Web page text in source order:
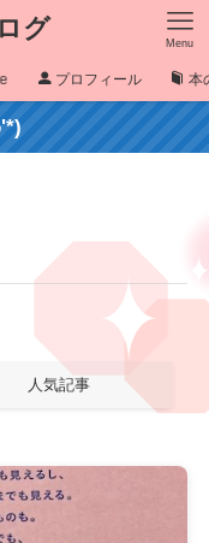
グ Menu
プロフィール 本
人気記事